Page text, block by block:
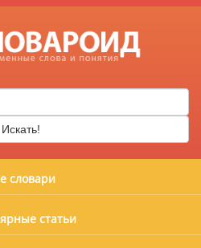
Искать!
словари
статьи